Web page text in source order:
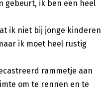
gebeurt, ik ben een heel
ik niet bij jonge kinderen
ik moet heel rustig
rammetje aan
om te rennen en te